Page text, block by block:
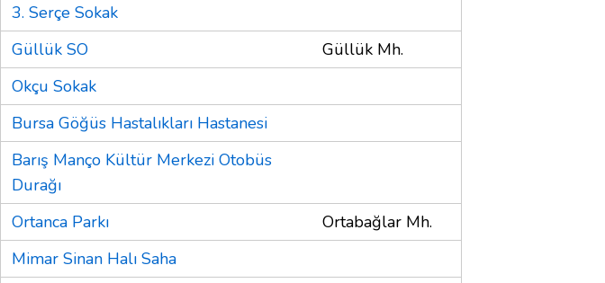
3. Serçe Sokak
Güllük SO
Güllük Mh.
Okçu Sokak
Bursa Göğüs Hastalıkları Hastanesi
Barış Manço Kültür Merkezi Otobüs
Durağı
Ortanca Parkı
Ortabağlar Mh.
Mimar Sinan Halı Saha